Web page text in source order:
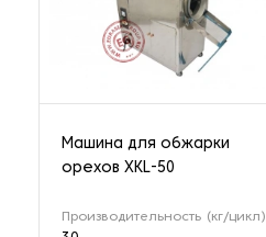
Машина для обжарки
орехов XKL-50
Производительность (кг/цикл)